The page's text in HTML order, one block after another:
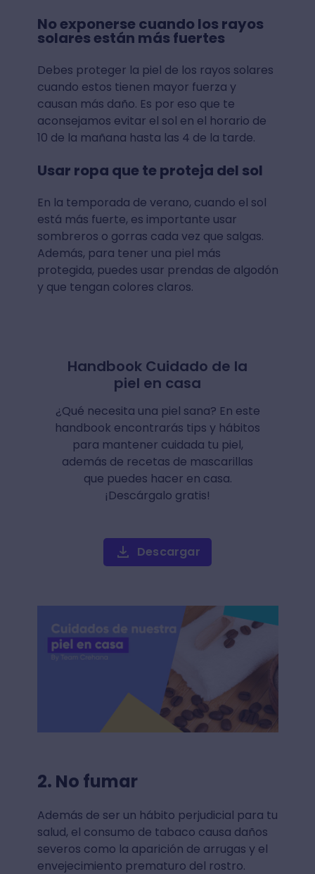
No exponerse cuando los rayos
solares están más fuertes
Debes proteger la piel de los rayos solares
cuando estos tienen mayor fuerza y
causan más daño. Es por eso que te
aconsejamos evitar el sol en el horario de
10 de la mañana hasta las 4 de la tarde.
Usar ropa que te proteja del sol
En la temporada de verano, cuando el sol
está más fuerte, es importante usar
sombreros o gorras cada vez que salgas.
Además, para tener una piel más
protegida, puedes usar prendas de algodón
y que tengan colores claros.
Handbook Cuidado de la
piel en casa
¿Qué necesita una piel sana? En este
handbook encontrarás tips y hábitos
para mantener cuidada tu piel,
además de recetas de mascarillas
que puedes hacer en casa.
¡Descárgalo gratis!
Descargar
2. No fumar
Además de ser un hábito perjudicial para tu
salud, el consumo de tabaco causa daños
severos como la aparición de arrugas y el
envejecimiento prematuro del rostro.